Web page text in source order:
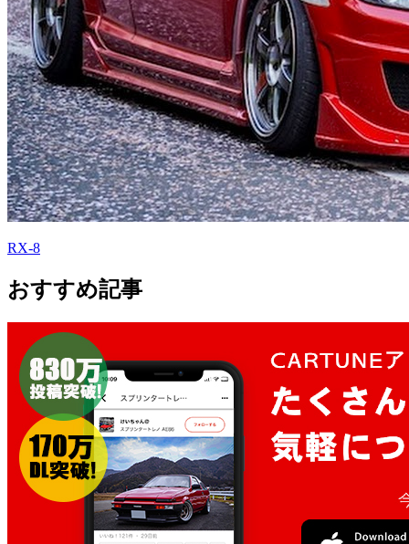
RX-8
おすすめ記事